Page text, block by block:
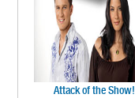
Attack of the Show!